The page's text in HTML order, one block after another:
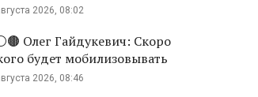
2026, 08:02
Олег Гайдукевич: Скоро
будет мобилизовывать
2026, 08:46